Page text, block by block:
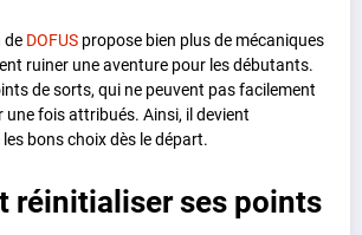
de DOFUS propose bien plus de mécaniques
ruiner une aventure pour les débutants.
de sorts, qui ne peuvent pas facilement
une fois attribués. Ainsi, il devient
bons choix dès le départ.
réinitialiser ses points